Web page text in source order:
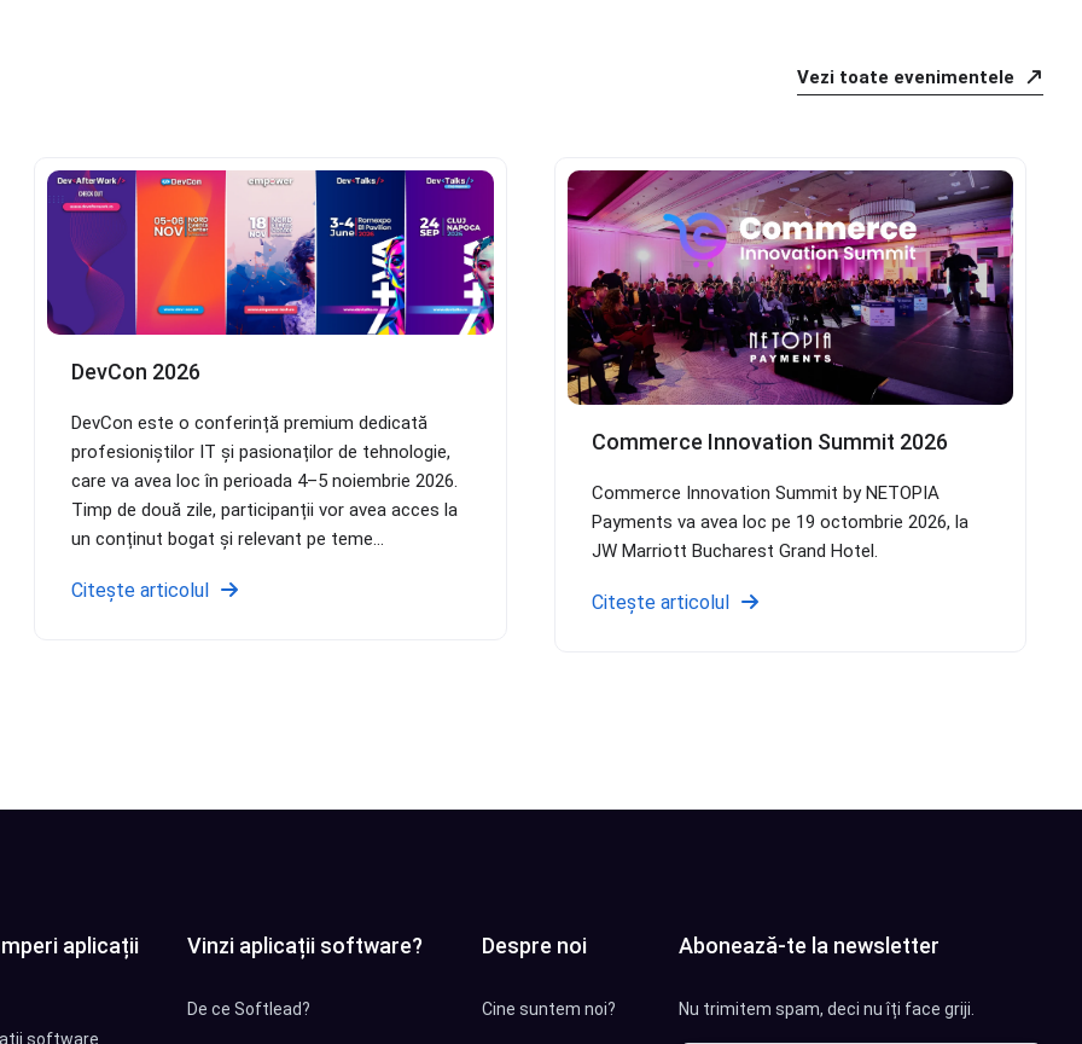
Vezi toate evenimentele
DevCon 2026
DevCon este o conferință premium dedicată
profesioniștilor IT și pasionaților de tehnologie,
care va avea loc în perioada 4–5 noiembrie 2026.
Timp de două zile, participanții vor avea acces la
un conținut bogat și relevant pe teme...
Citește articolul
Commerce Innovation Summit 2026
Commerce Innovation Summit by NETOPIA
Payments va avea loc pe 19 octombrie 2026, la
JW Marriott Bucharest Grand Hotel.
Citește articolul
aplicații
software
Vinzi aplicații software?
De ce Softlead?
Despre noi
Cine suntem noi?
Abonează-te la newsletter
Nu trimitem spam, deci nu îți face griji.